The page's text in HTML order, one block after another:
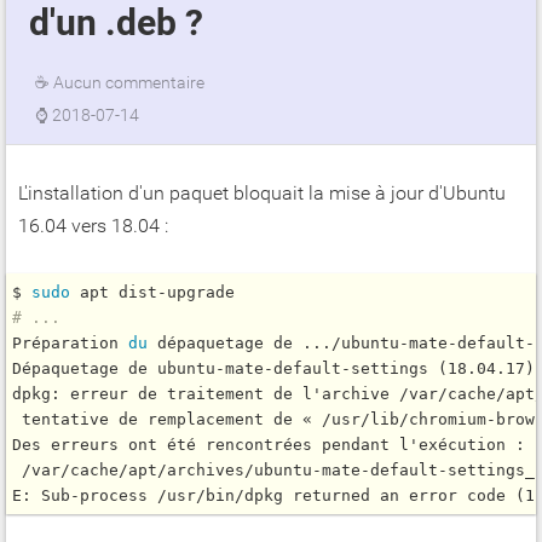
d'un .deb ?
☕ Aucun commentaire
⌚ 2018-07-14
L'installation d'un paquet bloquait la mise à jour d'Ubuntu
16.04 vers 18.04 :
$ sudo
# ...
Préparation du dépaquetage de .../ubuntu-mate-default-
Dépaquetage de ubuntu-mate-default-settings
dpkg: erreur de traitement de l'archive /var/cache/apt/
tentative de remplacement de « /usr/lib/chromium-
Des erreurs ont été rencontrées pendant l'exécution :
/var/cache/apt/archives/ubuntu-mate-default-